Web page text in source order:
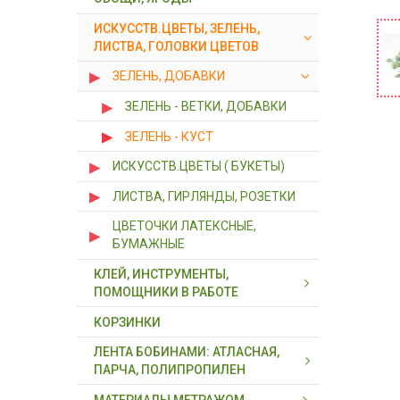
6 х 10 х 3
7 х 7
7 х 7 х 5
БУБЕНЧИКИ, КОЛОКОЛЬЧИКИ,
ПАЙЕТКИ
ГЛАЗКИ, НОСИКИ
ДЕКОР ПЕНОПЛАСТОВЫЙ
ДЕКОР ТКАНЕВОЙ
ПЕРЬЯ
ПОМПОНЫ, ПРОВОЛОКА
"ШЕНИЛ"
ПРИЩЕПКИ, ЗАГОТОВКИ
ПТИЧКИ, БАБОЧКИ, БОЖЬИ
КОРОВКИ
ГРИБЫ, ОРЕХИ, ОВОЩИ
ФРУКТЫ, ЯГОДЫ
ИСКУССТВ.ЦВЕТЫ, ЗЕЛЕНЬ,
ЛИСТВА, ГОЛОВКИ ЦВЕТОВ
ЗЕЛЕНЬ, ДОБАВКИ
ЗЕЛЕНЬ - ВЕТКИ, ДОБАВКИ
ЗЕЛЕНЬ - КУСТ
ИСКУССТВ.ЦВЕТЫ ( БУКЕТЫ)
ЛИСТВА, ГИРЛЯНДЫ, РОЗЕТКИ
ЦВЕТОЧКИ ЛАТЕКСНЫЕ,
БУМАЖНЫЕ
КЛЕЙ, ИНСТРУМЕНТЫ,
ПОМОЩНИКИ В РАБОТЕ
КЛЕЙ, ИНСТРУМЕНТЫ
ПОМОЩНИКИ В РАБОТЕ
ТЕЙП-ЛЕНТА, СКОТЧ
КОРЗИНКИ
ЛЕНТА БОБИНАМИ: АТЛАСНАЯ,
ПАРЧА, ПОЛИПРОПИЛЕН